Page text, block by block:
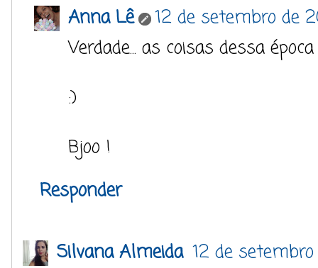
Anna Lê
12 de setembro de
Verdade... as coisas dessa
:)
Bjoo !
Responder
Silvana Almeida 12 de setembro